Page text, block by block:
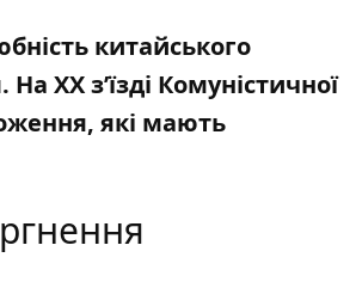
китайського
XX з’їзді Комуністичної
які мають